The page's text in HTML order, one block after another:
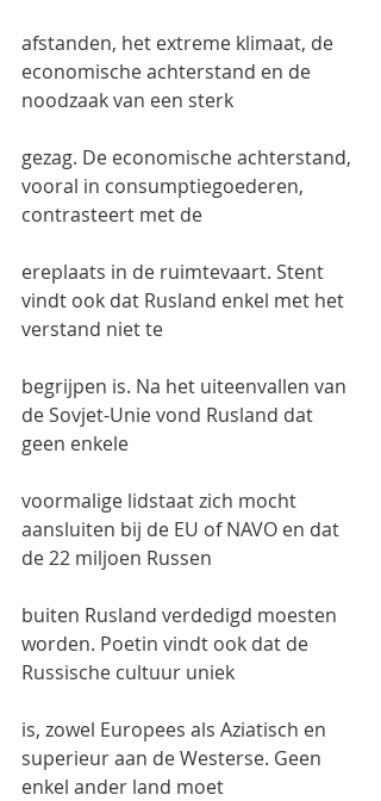
afstanden, het extreme klimaat, de
economische achterstand en de
noodzaak van een sterk
gezag. De economische achterstand,
vooral in consumptiegoederen,
contrasteert met de
ereplaats in de ruimtevaart. Stent
vindt ook dat Rusland enkel met het
verstand niet te
begrijpen is. Na het uiteenvallen van
de Sovjet-Unie vond Rusland dat
geen enkele
voormalige lidstaat zich mocht
aansluiten bij de EU of NAVO en dat
de 22 miljoen Russen
buiten Rusland verdedigd moesten
worden. Poetin vindt ook dat de
Russische cultuur uniek
is, zowel Europees als Aziatisch en
superieur aan de Westerse. Geen
enkel ander land moet